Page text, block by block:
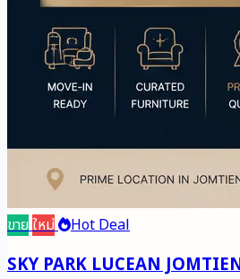
ขายใหม่ Hot Deal
SKY PARK LUCEAN